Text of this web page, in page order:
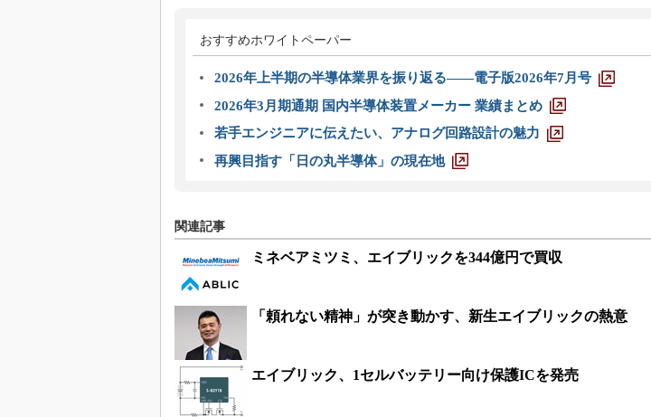
おすすめホワイトペーパー
2026年上半期の半導体業界を振り返る――電子版2026年7月号
2026年3月期通期 国内半導体装置メーカー 業績まとめ
若手エンジニアに伝えたい、アナログ回路設計の魅力
再興目指す「日の丸半導体」の現在地
関連記事
ミネベアミツミ、エイブリックを344億円で買収
「頼れない精神」が突き動かす、新生エイブリックの熱意
エイブリック、1セルバッテリー向け保護ICを発売